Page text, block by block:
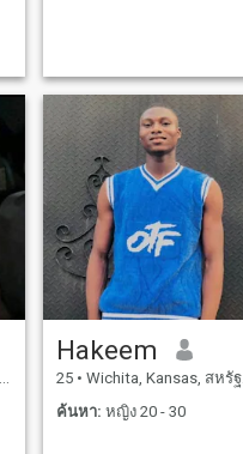
Hakeem
25 • Wichita, Kansas, สหรัฐอเมริกา
ค้นหา: หญิง 20 - 30